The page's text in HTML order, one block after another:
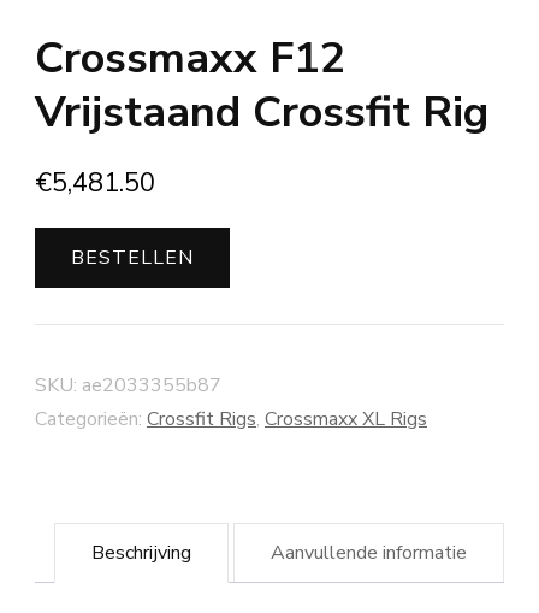
Crossmaxx F12
Vrijstaand Crossfit Rig
€5,481.50
BESTELLEN
SKU: ae2033355b87
Categorieën: Crossfit Rigs, Crossmaxx XL Rigs
Beschrijving Aanvullende informatie